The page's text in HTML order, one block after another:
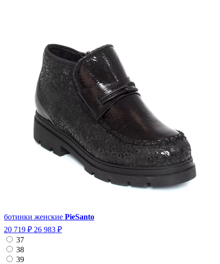
ботинки женские PieSanto
20 719 ₽ 26 983 ₽
37
38
39